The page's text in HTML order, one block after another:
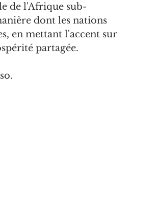
de l'Afrique sub-
dont les nations
en mettant l'accent sur
partagée.